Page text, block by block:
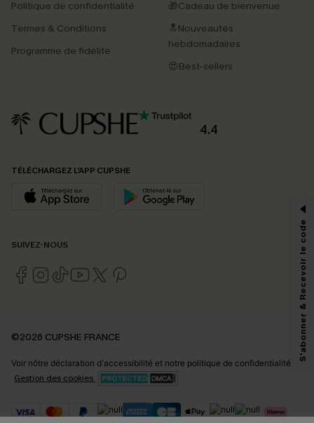
Politique de confidentialité
Termes & Conditions
Programme de fidélité
🎁Cadeau de bienvenue
🔝Nouveautés
hebdomadaires
😍Best-sellers
4.4
TÉLÉCHARGEZ L’APP CUPSHE
SUIVEZ-NOUS
©2026 CUPSHE FRANCE
Voir nôtre déclaration d'accessibilité et notre politique de confidentialité.
Gestion des cookies
PROFITEZ DE -15%
-15% dès 2 Achetés par E-mail
En soumettant votre adresse e-mail, vous acceptez de recevoir des e-mails
marketing (y compris du contenu généré par l'IA) de Cupshe et
personnaliser nos contenus et nos offres, et de vous recommander des
Politique de
confidentialité. Vous pouvez vous désabonner à tout moment.
S'abonner & Recevoir le code